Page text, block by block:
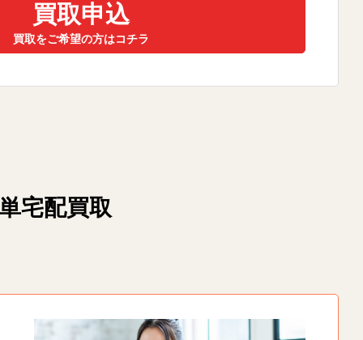
買取申込
買取をご希望の方はコチラ
宅配買取